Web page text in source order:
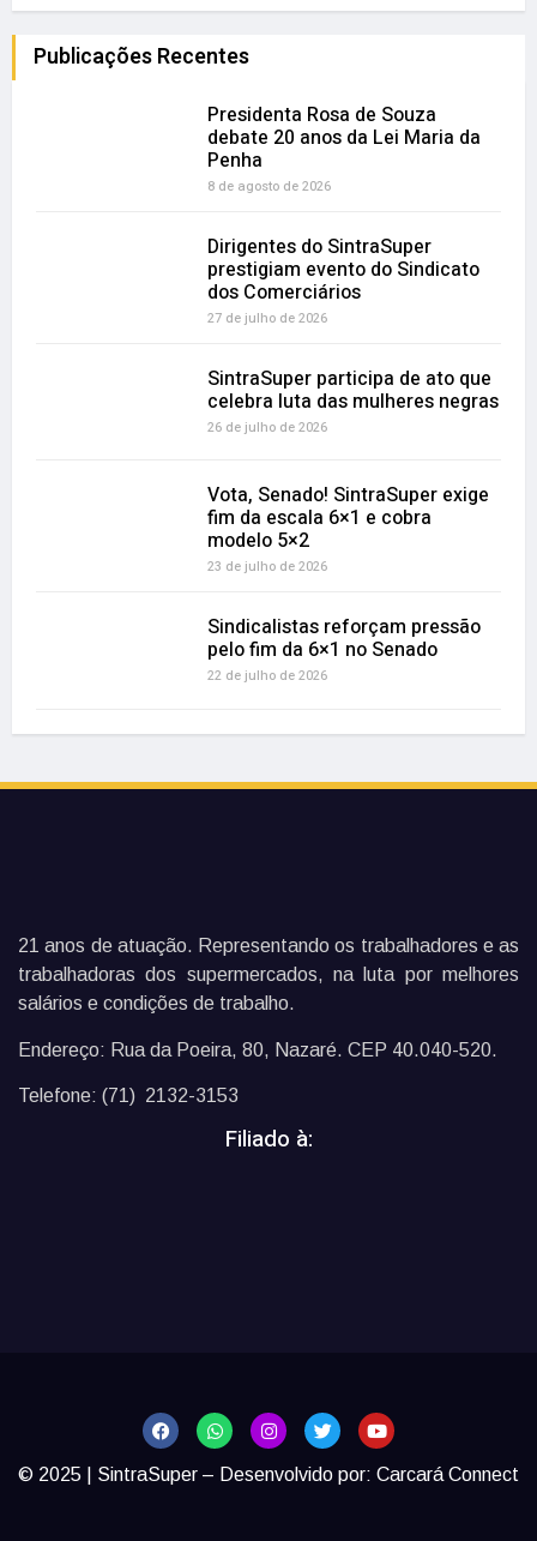
Publicações Recentes
Presidenta Rosa de Souza
debate 20 anos da Lei Maria da
Penha
8 de agosto de 2026
Dirigentes do SintraSuper
prestigiam evento do Sindicato
dos Comerciários
27 de julho de 2026
SintraSuper participa de ato que
celebra luta das mulheres negras
26 de julho de 2026
Vota, Senado! SintraSuper exige
fim da escala 6×1 e cobra
modelo 5×2
23 de julho de 2026
Sindicalistas reforçam pressão
pelo fim da 6×1 no Senado
22 de julho de 2026
21 anos de atuação. Representando os trabalhadores e as
trabalhadoras dos supermercados, na luta por melhores
salários e condições de trabalho.
Endereço: Rua da Poeira, 80, Nazaré. CEP 40.040-520.
Telefone: (71) 2132-3153
Filiado à:
© 2025 | SintraSuper – Desenvolvido por: Carcará Connect